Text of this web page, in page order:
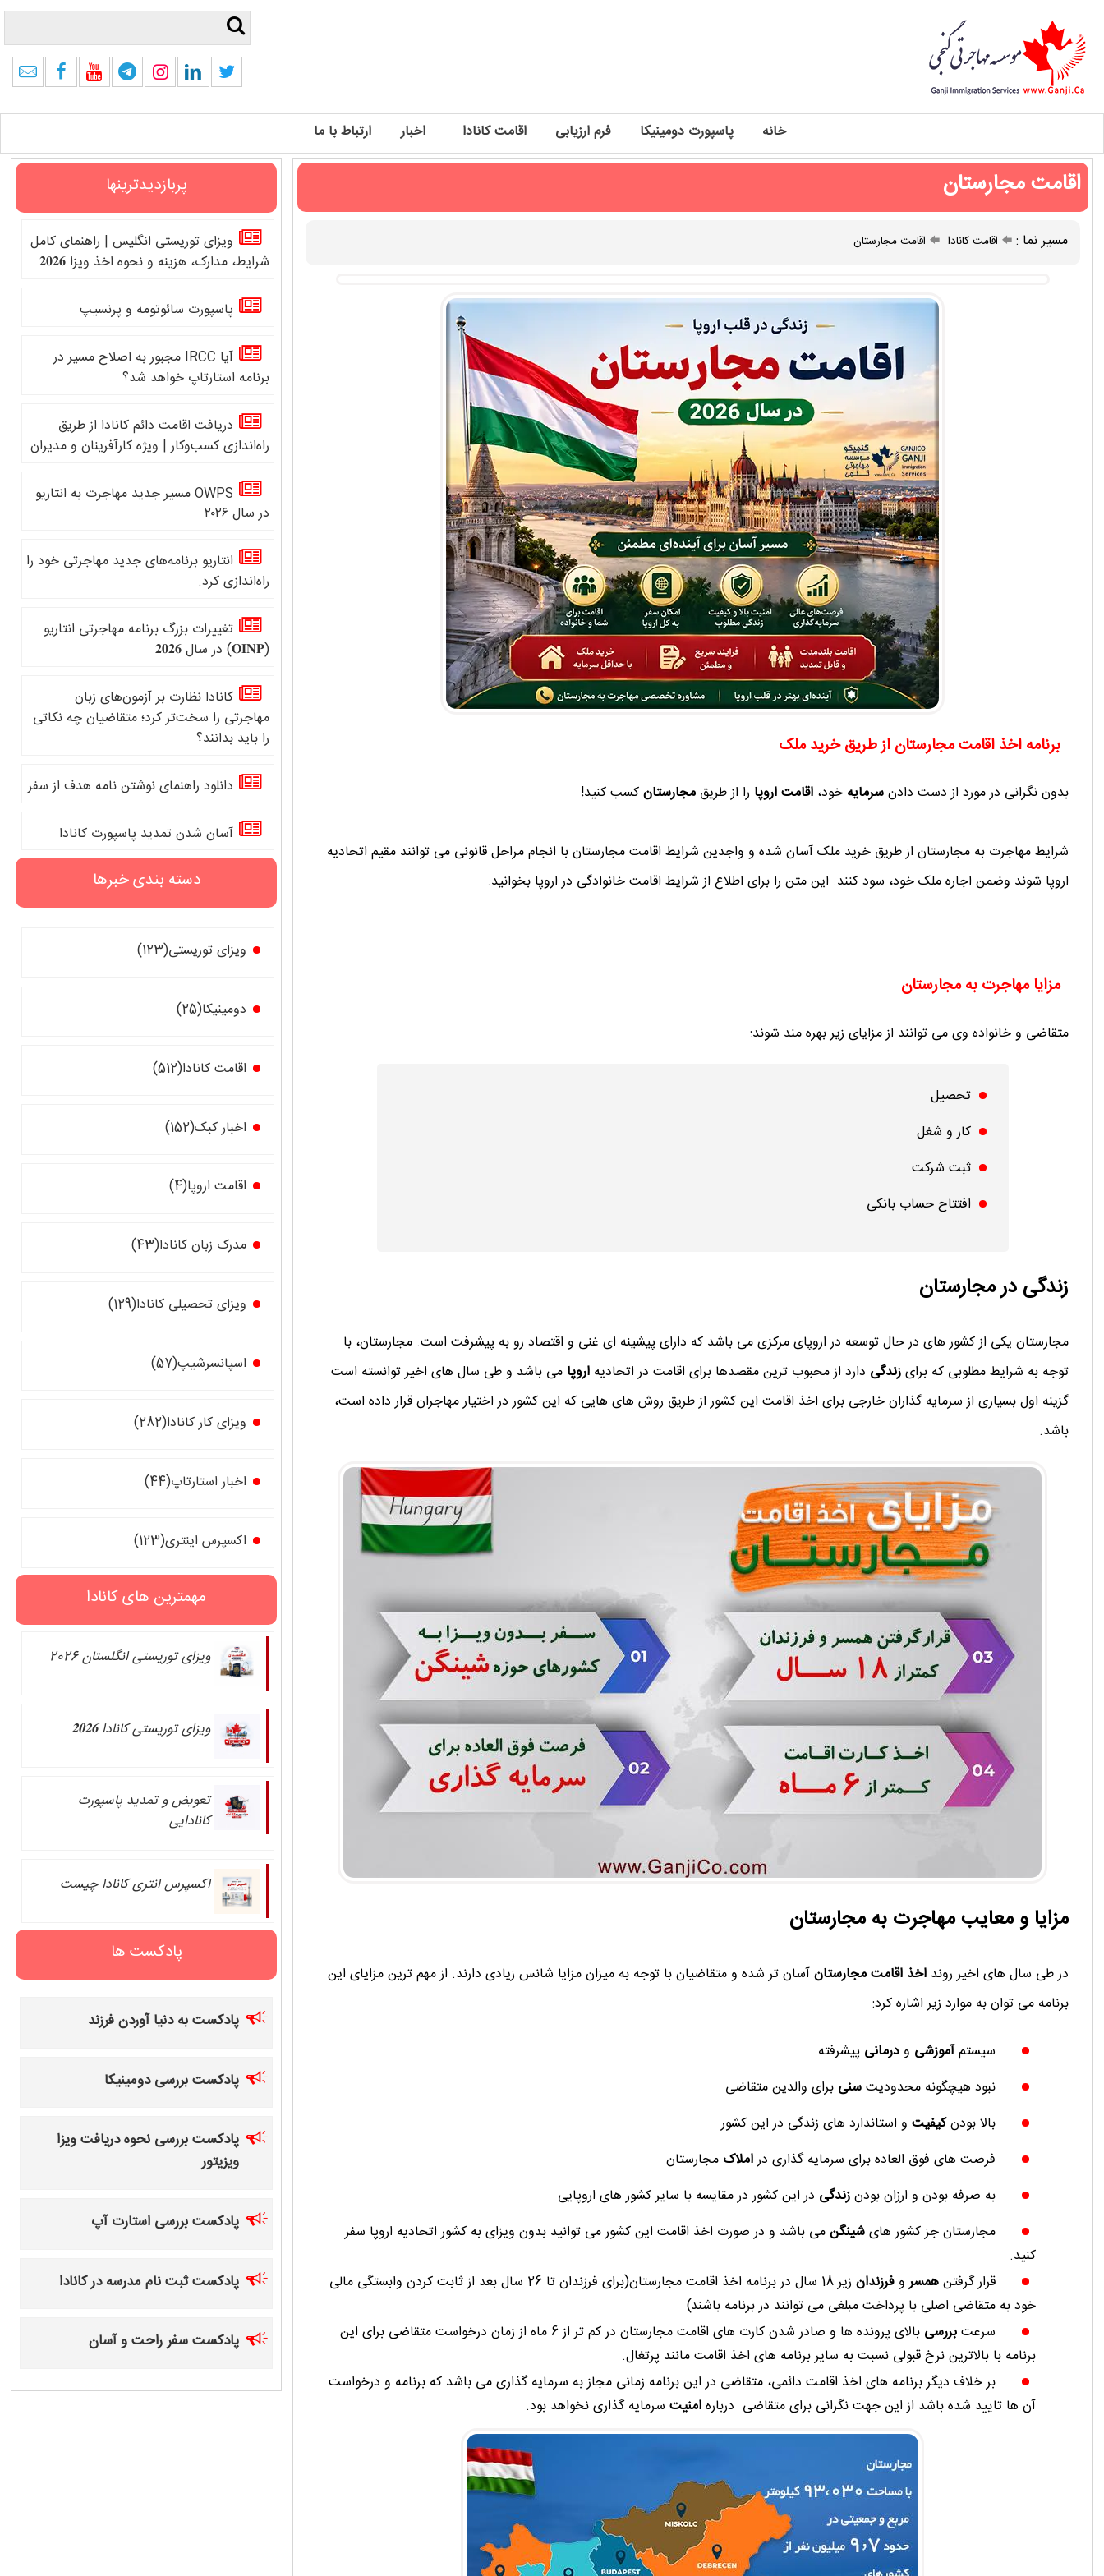
خانه پاسپورت دومینیکا فرم ارزیابی اقامت کانادا اخبار ارتباط با ما
اقامت مجارستان
مسیر نما : اقامت کانادا اقامت مجارستان
برنامه اخذ اقامت مجارستان از طریق خرید ملک
بدون نگرانی در مورد از دست دادنسرمایهخود،اقامت اروپا را از طریقمجارستانکسب کنید!
شرایط مهاجرت به مجارستان از طریق خرید ملک آسان شده و واجدین شرایط اقامت مجارستان با انجام مراحل قانونی می توانند مقیم اتحادیه
اروپا شوند وضمن اجاره ملک خود، سود کنند. این متن را برای اطلاع از شرایط اقامت خانوادگی در اروپا بخوانید.
مزایا مهاجرت به مجارستان
متقاضی و خانواده وی می توانند از مزایای زیر بهره مند شوند:
تحصیل
کار و شغل
ثبت شرکت
افتتاح حساب بانکی
زندگی در مجارستان
مجارستان یکی از کشور های در حال توسعه در اروپای مرکزی می باشد که دارای پیشینه ای غنی و اقتصاد رو به پیشرفت است. مجارستان، با
توجه به شرایط مطلوبی که برایزندگی دارد از محبوب ترین مقصدها برای اقامت در اتحادیهاروپامی باشد و طی سال های اخیر توانسته است
گزینه اول بسیاری از سرمایه گذاران خارجی برای اخذ اقامت این کشور از طریق روش های هایی که این کشور در اختیار مهاجران قرار داده است،
باشد.
مزایا و معایب مهاجرت به مجارستان
در طی سال های اخیر رونداخذ اقامت مجارستان آسان تر شده و متقاضیان با توجه به میزان مزایا شانس زیادی دارند. از مهم ترین مزایای این
برنامه می توان به موارد زیر اشاره کرد:
سیستم آموزشی و درمانی پیشرفته
نبود هیچگونه محدودیت سنی برای والدین متقاضی
بالا بودنکیفیت و استاندارد های زندگی در این کشور
فرصت های فوق العاده برای سرمایه گذاری دراملاک مجارستان
به صرفه بودن و ارزان بودن زندگی در این کشور در مقایسه با سایر کشور های اروپایی
مجارستان جز کشور های شینگن می باشد و در صورت اخذ اقامت این کشور می توانید بدون ویزای به کشور اتحادیه اروپا سفر
کنید.
قرار گرفتن همسرو فرزندان
زیر 18 سال در برنامه اخذ اقامت مجارستان(برای فرزندان تا 26 سال بعد از ثابت کردن وابستگی مالی
خود به متقاضی اصلی با پرداخت مبلغی می توانند در برنامه باشند)
سرعت بررسی
بالای پرونده ها و صادر شدن کارت های اقامت مجارستان در کم تر از 6 ماه از زمان درخواست متقاضی برای این
برنامه با بالاترین نرخ قبولی نسبت به سایر برنامه های اخذ اقامت مانند پرتغال.
بر خلاف دیگر برنامه های اخذ اقامت دائمی، متقاضی در این برنامه زمانی مجاز به سرمایه گذاری می باشد که برنامه و درخواست
آن ها تایید شده باشد از این جهت نگرانی برای متقاضی دربارهامنیت سرمایه گذاری نخواهد بود.
پربازدیدترینها
ویزای توریستی انگلیس | راهنمای کامل
شرایط، مدارک، هزینه و نحوه اخذ ویزا 𝟐𝟎𝟐𝟔
پاسپورت سائوتومه و پرنسیپ
آیا IRCC مجبور به اصلاح مسیر در
برنامه استارتاپ خواهد شد؟
دریافت اقامت دائم کانادا از طریق
راه‌اندازی کسب‌وکار | ویژه کارآفرینان و مدیران
OWPS مسیر جدید مهاجرت به انتاریو
در سال ۲۰۲۶
انتاریو برنامه‌های جدید مهاجرتی خود را
راه‌اندازی کرد.
تغییرات بزرگ برنامه مهاجرتی انتاریو
(𝐎𝐈𝐍𝐏) در سال 𝟐𝟎𝟐𝟔
کانادا نظارت بر آزمون‌های زبان
مهاجرتی را سخت‌تر کرد؛ متقاضیان چه نکاتی
را باید بدانند؟
دانلود راهنمای نوشتن نامه هدف از سفر
آسان شدن تمدید پاسپورت کانادا
دسته بندی خبرها
ویزای توریستی(123)
دومینیکا(25)
اقامت کانادا(512)
اخبار کبک(152)
اقامت اروپا(4)
مدرک زبان کانادا(43)
ویزای تحصیلی کانادا(129)
اسپانسرشیپ(57)
ویزای کار کانادا(282)
اخبار استارتاپ(44)
اکسپرس اینتری(123)
مهمترین های کانادا
ویزای توریستی انگلستان 2026
ویزای توریستی کانادا 𝟐𝟎𝟐𝟔
تعویض و تمدید پاسپورت
کانادایی
اکسپرس انتری کانادا چیست
پادکست ها
پادکست به دنیا آوردن فرزند
پادکست بررسی دومینیکا
پادکست بررسی نحوه دریافت ویزا
ویزیتور
پادکست بررسی استارت آپ
پادکست ثبت نام مدرسه در کانادا
پادکست سفر راحت و آسان